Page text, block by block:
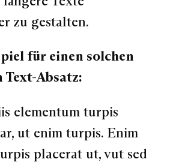
zu gestalten.
für einen solchen
Absatz:
elementum turpis
ut enim turpis. Enim
placerat ut, vut sed